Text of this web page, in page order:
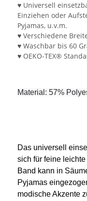
♥ Universell
Einziehen oder
Pyjamas, u.v.m.
♥ Verschiedene
♥ Waschbar bis 60
♥ OEKO-TEX®
Material: 57%
Das universell
sich für feine
Band kann in
Pyjamas
modische Akzente